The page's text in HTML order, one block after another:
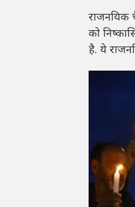
राजनयिक
को
है. ये